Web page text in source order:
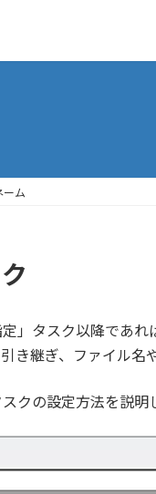
ーム
定」タスク以降であ
き継ぎ、ファイル名
クの設定方法を説明